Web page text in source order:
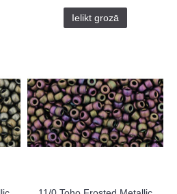
Ielikt grozā